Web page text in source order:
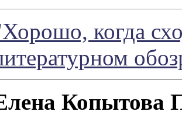
когда
Копытова